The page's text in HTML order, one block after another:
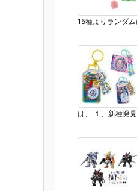
15種よりランダム
は、 １、新種発